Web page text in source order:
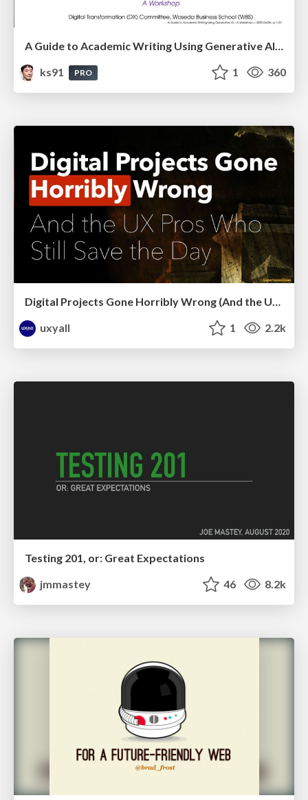
A Guide to Academic Writing Using Generative AI - A Workshop
ks91
PRO 1 360
Digital Projects Gone Horribly Wrong (And the UX Pros Who Still Save the Day) - Dean Schuster
uxyall
1 2.2k
Testing 201, or: Great Expectations
jmmastey
46 8.2k